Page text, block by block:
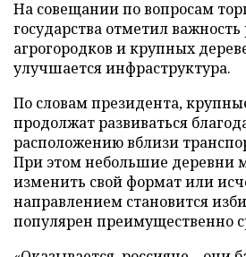
На совещании по вопросам
государства отметил важность
агрогородков и крупных
улучшается инфраструктура.
По словам президента,
продолжат развиваться
расположению вблизи
При этом небольшие деревни
изменить свой формат или
направлением становится
популярен преимущественно